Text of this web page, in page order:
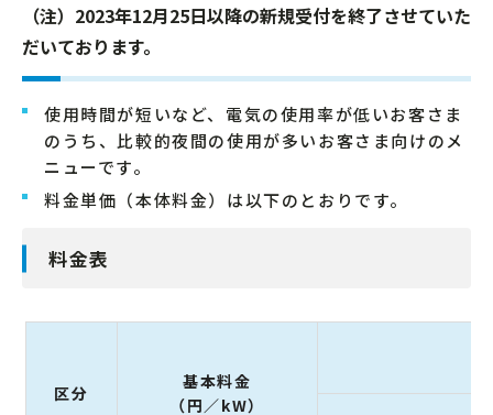
（注）2023年12月25日以降の新規受付を終了させていた
だいております。
使用時間が短いなど、電気の使用率が低いお客さま
のうち、比較的夜間の使用が多いお客さま向けのメ
ニューです。
料金単価（本体料金）は以下のとおりです。
料金表
区分
基本料金
（円／kW）